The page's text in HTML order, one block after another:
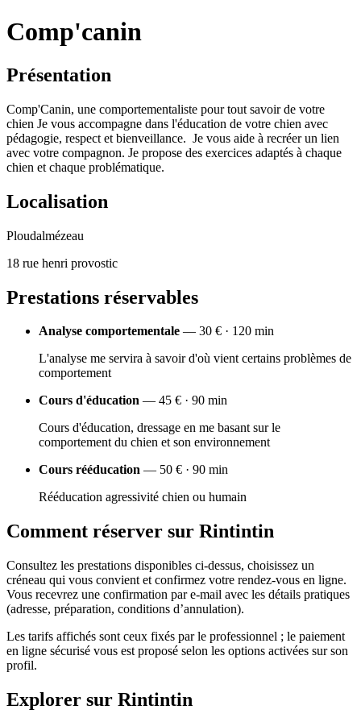
Comp'canin
Présentation
Comp'Canin, une comportementaliste pour tout savoir de votre
chien Je vous accompagne dans l'éducation de votre chien avec
pédagogie, respect et bienveillance. ​ Je vous aide à recréer un lien
avec votre compagnon.​ Je propose des exercices adaptés à chaque
chien et chaque problématique.
Localisation
Ploudalmézeau
18 rue henri provostic
Prestations réservables
Analyse comportementale — 30 € · 120 min
L'analyse me servira à savoir d'où vient certains problèmes de
comportement
Cours d'éducation — 45 € · 90 min
Cours d'éducation, dressage en me basant sur le
comportement du chien et son environnement
Cours rééducation — 50 € · 90 min
Rééducation agressivité chien ou humain
Comment réserver sur Rintintin
Consultez les prestations disponibles ci-dessus, choisissez un
créneau qui vous convient et confirmez votre rendez-vous en ligne.
Vous recevrez une confirmation par e-mail avec les détails pratiques
(adresse, préparation, conditions d’annulation).
Les tarifs affichés sont ceux fixés par le professionnel ; le paiement
en ligne sécurisé vous est proposé selon les options activées sur son
profil.
Explorer sur Rintintin